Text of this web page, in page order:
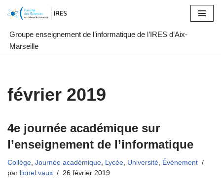
au
contenu
Groupe enseignement de l’informatique de l’IRES d’Aix-
Marseille
février 2019
4e journée académique sur
l’enseignement de l’informatique
Collège, Journée académique, Lycée, Université, Évènement
par lionel.vaux 26 février 2019